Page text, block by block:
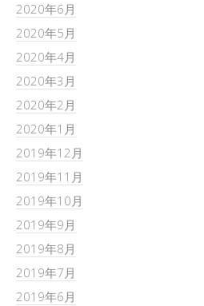
2020年6月
2020年5月
2020年4月
2020年3月
2020年2月
2020年1月
2019年12月
2019年11月
2019年10月
2019年9月
2019年8月
2019年7月
2019年6月